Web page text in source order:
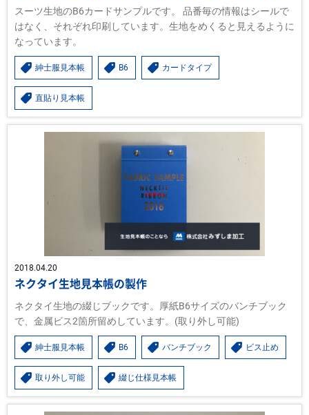
スーツ生地のB6カードサンプルです。 品番毎の情報はシールで
はなく、それぞれ印刷しています。生地をめくると見えるように
なっています。
紳士服見本帳 B6 カードタイプ
直貼り見本帳
2018.04.20
ネクタイ生地見本帳の製作
ネクタイ生地の綴じブックです。厚紙B6サイズのバンチブック
で、金属ビス2箇所留めしています。(取り外し可能)
紳士服見本帳 B6 バンチブック ビス止め
取り外し可能 綴じ仕様見本帳